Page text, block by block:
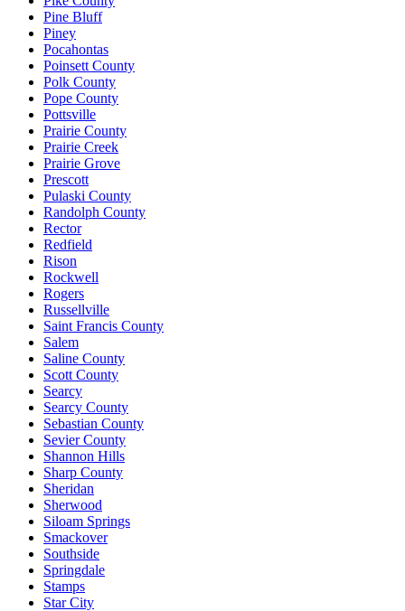
Pine Bluff
Piney
Pocahontas
Poinsett County
Polk County
Pope County
Pottsville
Prairie County
Prairie Creek
Prairie Grove
Prescott
Pulaski County
Randolph County
Rector
Redfield
Rison
Rockwell
Rogers
Russellville
Saint Francis County
Salem
Saline County
Scott County
Searcy
Searcy County
Sebastian County
Sevier County
Shannon Hills
Sharp County
Sheridan
Sherwood
Siloam Springs
Smackover
Southside
Springdale
Stamps
Star City